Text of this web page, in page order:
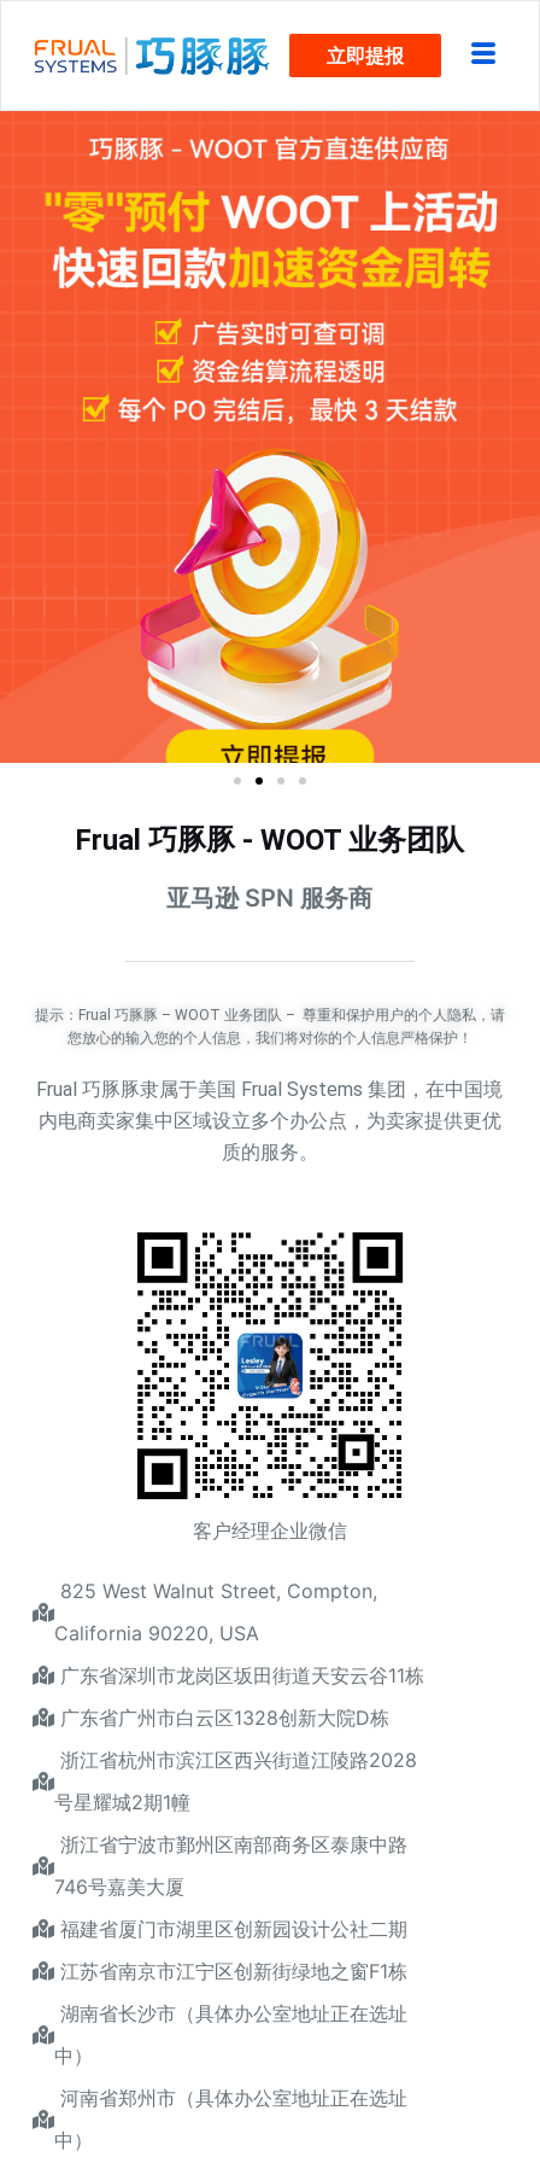
过
立即提报
Frual 巧豚豚 - WOOT 业务团队
亚马逊 SPN 服务商
提示：Frual 巧豚豚 – WOOT 业务团队 – 尊重和保护用户的个人隐私，请
您放心的输入您的个人信息，我们将对你的个人信息严格保护！
Frual 巧豚豚隶属于美国 Frual Systems 集团，在中国境
内电商卖家集中区域设立多个办公点，为卖家提供更优
质的服务。
客户经理企业微信
825 West Walnut Street, Compton,
California 90220, USA
广东省深圳市龙岗区坂田街道天安云谷11栋
广东省广州市白云区1328创新大院D栋
浙江省杭州市滨江区西兴街道江陵路2028
号星耀城2期1幢
浙江省宁波市鄞州区南部商务区泰康中路
746号嘉美大厦
福建省厦门市湖里区创新园设计公社二期
江苏省南京市江宁区创新街绿地之窗F1栋
湖南省长沙市（具体办公室地址正在选址
中）
河南省郑州市（具体办公室地址正在选址
中）